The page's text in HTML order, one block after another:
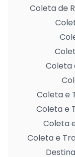
Coleta de
Coleta
Coleta e
Coleta e
Coleta
Coleta e